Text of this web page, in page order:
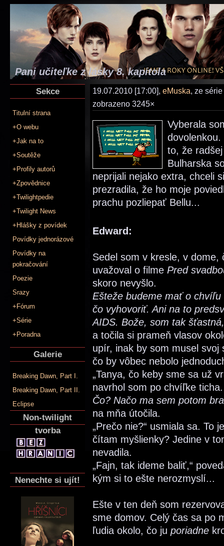
Pani učiteľke z lásky 8. kapitola
Sekce
Titulní strana
+O webu
+Jak na to
+Soutěže
+Profily autorů
+Zpovědnice
+Twilightpedie
+Twilight News
+Hlášky z povídek
Povídky jednorázové
Povídky na
pokračování
Poezie
Srazy
+Fórum
+Série
+Poradna
Galerie
Breaking Dawn, Part I.
Breaking Dawn, Part II.
Eclipse
Non-twilight
tvorba
Nenechte si ujít!
19.07.2010 [17:00], eMuska, ze série
zobrazeno 3245×
Vyberala
to, že
Bulharska
neprijali nejako extra, chceli
prezradila, že ho moje
prachu pozliepať Bellu...
Edward:
Sedel som v kresle, v dome,
uvažoval o filme Pred
skoro nevyšlo.
Ešteže budeme mať o
čo vyhovoriť. Ani na to
AIDS. Bože, som tak
a točila si prameň vlasov
upír, inak by som musel
čo by vôbec nebolo
„Tanya, čo keby sme sa už
navrhol som po chvíľke ticha.
Čo? Načo ma sem potom
na mňa útočila.
„Prečo nie?“ usmiala sa. To
čítam myšlienky? Jedine v
nevadila.
„Fajn, tak ideme baliť,“
kým si to ešte nerozmyslí...
Ešte v ten deň som
sme domov. Celý čas sa po
ľudia okolo, čo ju poriadne